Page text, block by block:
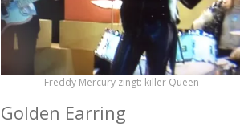
Freddy Mercury zingt: killer Queen
Golden Earring